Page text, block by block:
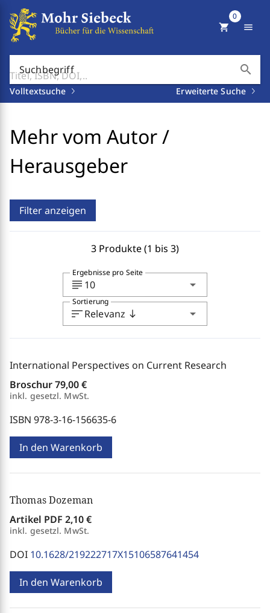
Suchbegriff search
Volltextsuche Erweiterte Suche
shopping_cart
0
menu
Mehr vom Autor /
Herausgeber
Filter anzeigen
3 Produkte (1 bis 3)
subject 10 arrow_drop_down
Ergebnisse pro Seite
sortRelevanz south arrow_drop_down
Sortierung
International Perspectives on Current Research
Broschur79,00 €
inkl. gesetzl. MwSt.
ISBN 978-3-16-156635-6
In den Warenkorb
Thomas Dozeman
Artikel PDF 2,10 €
inkl. gesetzl. MwSt.
DOI 10.1628/219222717X15106587641454
In den Warenkorb